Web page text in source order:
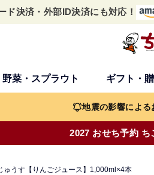
ド決済・外部ID決済にも対応！
野菜・スプラウト ギフト・
地震の影響による
2027 おせち予約
ゅうす【りんごジュース】1,000ml×4本